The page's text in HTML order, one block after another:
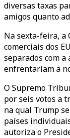
diversas taxas
amigos quanto
Na sexta-feira, a
comerciais dos
separados com
enfrentariam a
O Supremo
por seis votos a
na qual Trump
países
autoriza o